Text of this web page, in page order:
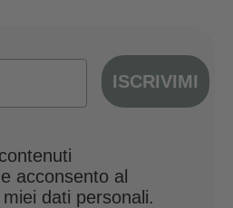
ISCRIVIMI
acconsento al
dati personali.